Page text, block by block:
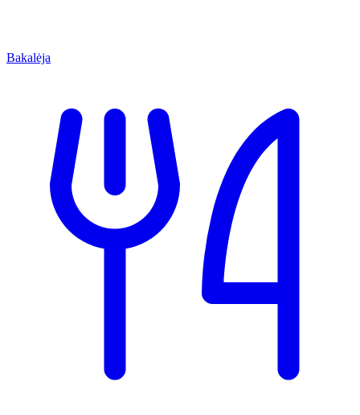
Bakalėja